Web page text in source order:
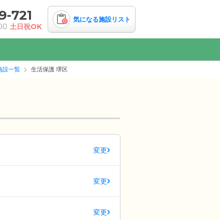
721
土日祝OK
0 気になる施設リスト
設一覧 生活保護 堺区
変更
変更
変更